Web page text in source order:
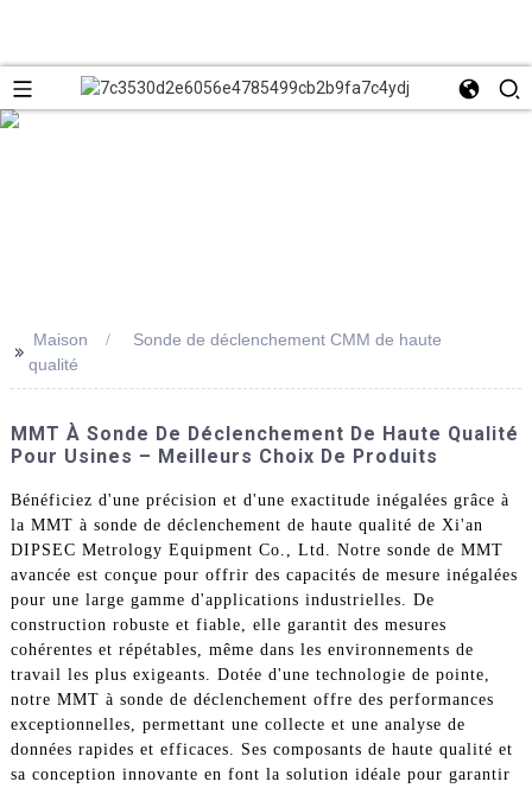
>> Maison
Sonde de déclenchement CMM de haute
qualité
MMT À Sonde De Déclenchement De Haute Qualité
Pour Usines – Meilleurs Choix De Produits
Bénéficiez d'une précision et d'une exactitude inégalées grâce à
la MMT à sonde de déclenchement de haute qualité de Xi'an
DIPSEC Metrology Equipment Co., Ltd. Notre sonde de MMT
avancée est conçue pour offrir des capacités de mesure inégalées
pour une large gamme d'applications industrielles. De
construction robuste et fiable, elle garantit des mesures
cohérentes et répétables, même dans les environnements de
travail les plus exigeants. Dotée d'une technologie de pointe,
notre MMT à sonde de déclenchement offre des performances
exceptionnelles, permettant une collecte et une analyse de
données rapides et efficaces. Ses composants de haute qualité et
sa conception innovante en font la solution idéale pour garantir